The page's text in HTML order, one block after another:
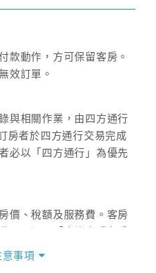
款動作，方可保留客房。
效訂單。
與相關作業，由四方通行
房者於四方通行交易完成
必以「四方通行」為優先
價、稅額及服務費。客房
事項